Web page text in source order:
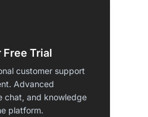
Free Trial
customer support
Advanced
chat, and knowledge
platform.